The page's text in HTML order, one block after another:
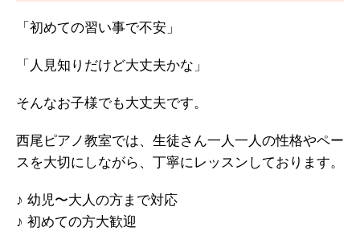
「初めての習い事で不安」
「人見知りだけど大丈夫かな」
そんなお子様でも大丈夫です。
西尾ピアノ教室では、生徒さん一人一人の性格やペー
スを大切にしながら、丁寧にレッスンしております。
♪ 幼児〜大人の方まで対応
♪ 初めての方大歓迎